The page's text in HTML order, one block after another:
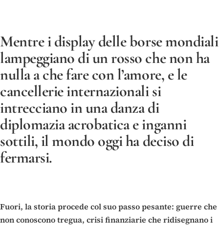
Mentre i display delle borse mondiali
lampeggiano di un rosso che non ha
nulla a che fare con l’amore, e le
cancellerie internazionali si
intrecciano in una danza di
diplomazia acrobatica e inganni
sottili, il mondo oggi ha deciso di
fermarsi.
Fuori, la storia procede col suo passo pesante: guerre che
non conoscono tregua, crisi finanziarie che ridisegnano i